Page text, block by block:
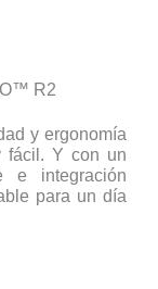
R2
y ergonomía
fácil. Y con un
e integración
para un día